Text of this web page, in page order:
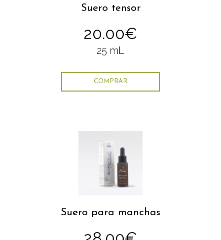
Suero tensor
20.00€
25 mL
COMPRAR
Suero para manchas